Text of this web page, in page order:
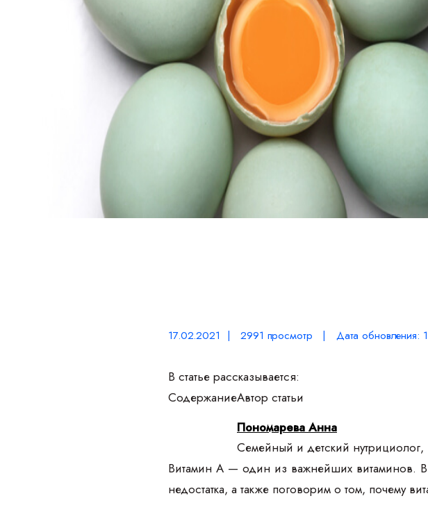
17.02.2021 | 2991 просмотр | Дата обновления:
В статье рассказывается:
СодержаниеАвтор статьи
Пономарева Анна
Семейный и детский нутрициолог,
Витамин А — один из важнейших витаминов. В
недостатка, а также поговорим о том, почему